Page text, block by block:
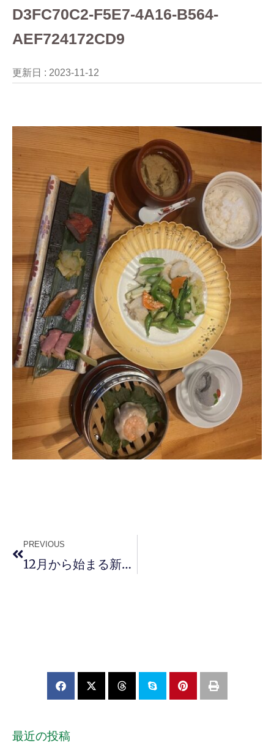
D3FC70C2-F5E7-4A16-B564-
AEF724172CD9
更新日 : 2023-11-12
PREVIOUS
12月から始まる新しいランチのお知らせ
最近の投稿